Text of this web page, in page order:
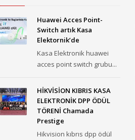
Huawei Acces Point-
Switch artık Kasa
Elektornik’de
Kasa Elektronik huawei
acces point switch grubu...
HİKVİSİON KIBRIS KASA
ELEKTRONİK DPP ÖDÜL
TÖRENİ Chamada
Prestige
Hikvision kıbrıs dpp ödül